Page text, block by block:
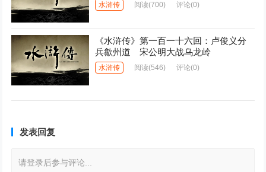
水浒传 阅读(700) 评论(0)
《水浒传》第一百一十六回：卢俊义分
兵歙州道 宋公明大战乌龙岭
水浒传 阅读(546) 评论(0)
发表回复
请登录后参与评论...